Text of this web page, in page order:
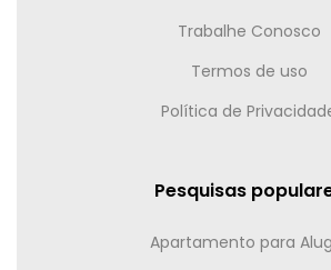
Trabalhe Conosco
Termos de uso
Política de
Pesquisas
Apartamento para